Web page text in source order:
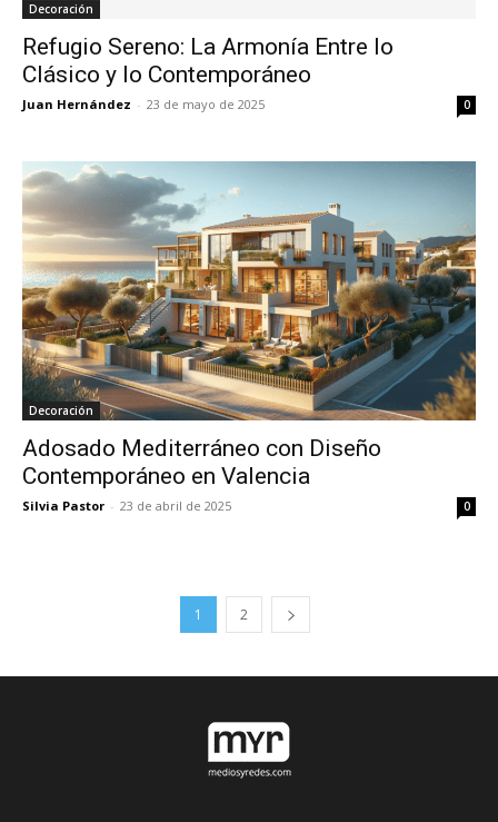
Decoración
Refugio Sereno: La Armonía Entre lo
Clásico y lo Contemporáneo
Juan Hernández - 23 de mayo de 2025 0
Decoración
Adosado Mediterráneo con Diseño
Contemporáneo en Valencia
Silvia Pastor - 23 de abril de 2025 0
1 2